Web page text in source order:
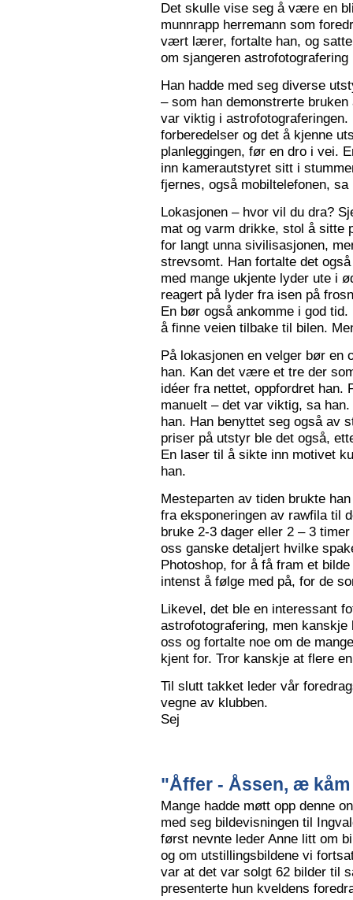
Det skulle vise seg å være en
munnrapp herremann som
vært lærer, fortalte han, og
om sjangeren astrofotografering
Han hadde med seg diverse
– som han demonstrerte
var viktig i
forberedelser og det å kjenne
planleggingen, før en dro i vei.
inn kamerautstyret sitt i
fjernes, også mobiltelefonen, sa
Lokasjonen – hvor vil du dra?
mat og varm drikke, stol å
for langt unna sivilisasjonen,
strevsomt. Han fortalte det
med mange ukjente lyder ute i
reagert på lyder fra isen på
En bør også ankomme i god
å finne veien tilbake til bilen.
På lokasjonen en velger bør en
han. Kan det være et tre der
idéer fra nettet, oppfordret han.
manuelt – det var viktig, sa
han. Han benyttet seg også av
priser på utstyr ble det også,
En laser til å sikte inn motivet
han.
Mesteparten av tiden brukte
fra eksponeringen av rawfila til
bruke 2-3 dager eller 2 – 3
oss ganske detaljert hvilke
Photoshop, for å få fram et
intenst å følge med på, for de
Likevel, det ble en interessant
astrofotografering, men
oss og fortalte noe om de
kjent for. Tror kanskje at flere
Til slutt takket leder vår
vegne av klubben.
Sej
"Åffer - Åssen, æ
Mange hadde møtt opp denne
med seg bildevisningen til
først nevnte leder Anne litt om
og om utstillingsbildene vi
var at det var solgt 62 bilder til
presenterte hun kveldens